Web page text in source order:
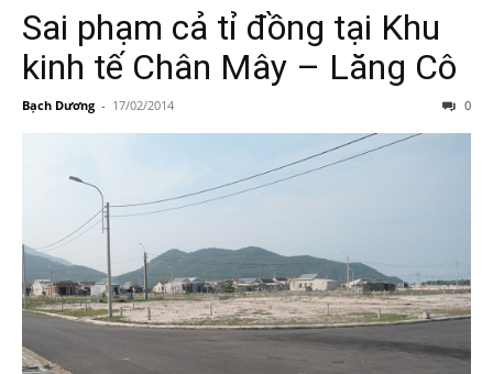
Sai phạm cả tỉ đồng tại Khu
kinh tế Chân Mây – Lăng Cô
Bạch Dương - 17/02/2014 0